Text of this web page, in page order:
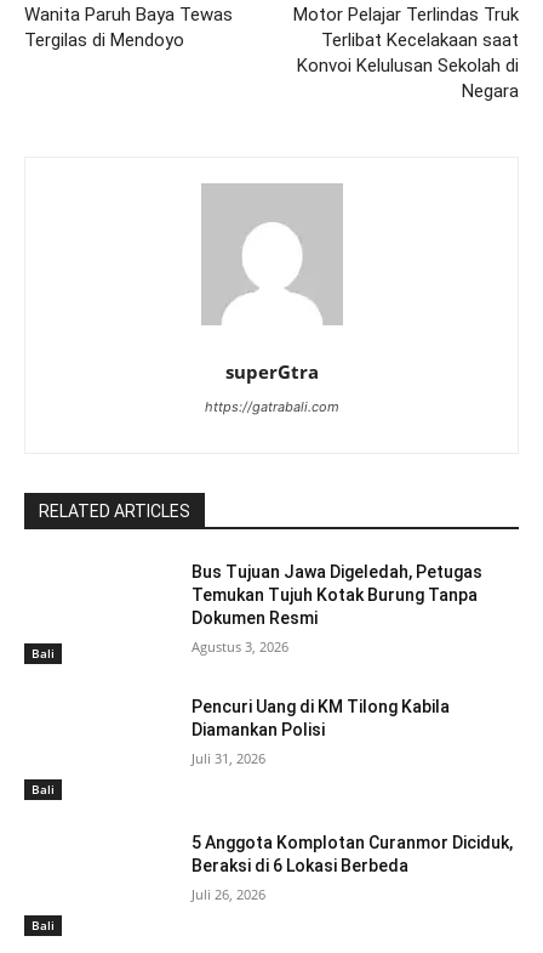
Wanita Paruh Baya Tewas
Tergilas di Mendoyo
Motor Pelajar Terlindas Truk
Terlibat Kecelakaan saat
Konvoi Kelulusan Sekolah di
Negara
superGtra
https://gatrabali.com
RELATED ARTICLES
Bali
Bus Tujuan Jawa Digeledah, Petugas
Temukan Tujuh Kotak Burung Tanpa
Dokumen Resmi
Agustus 3, 2026
Bali
Pencuri Uang di KM Tilong Kabila
Diamankan Polisi
Juli 31, 2026
Bali
5 Anggota Komplotan Curanmor Diciduk,
Beraksi di 6 Lokasi Berbeda
Juli 26, 2026